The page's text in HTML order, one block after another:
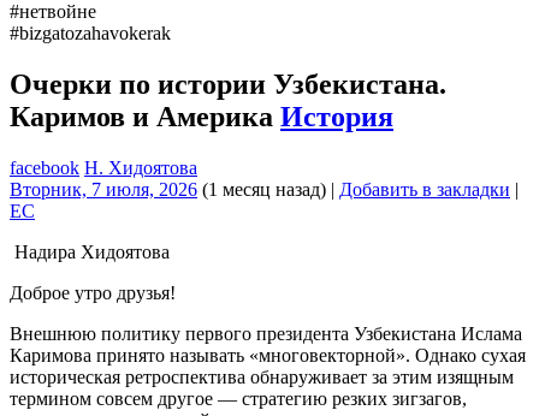
#нетвойне
#bizgatozahavokerak
Очерки по истории Узбекистана.
Каримов и Америка История
facebook Н. Хидоятова
Вторник, 7 июля, 2026 (1 месяц назад) | Добавить в закладки |
EC
Надира Хидоятова
Доброе утро друзья!
Внешнюю политику первого президента Узбекистана Ислама
Каримова принято называть «многовекторной». Однако сухая
историческая ретроспектива обнаруживает за этим изящным
термином совсем другое — стратегию резких зигзагов,